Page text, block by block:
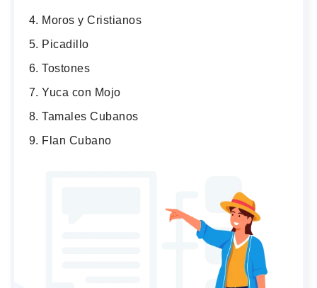
Moros y Cristianos
Picadillo
Tostones
Yuca con Mojo
Tamales Cubanos
Flan Cubano